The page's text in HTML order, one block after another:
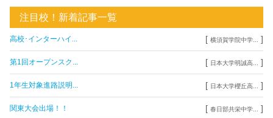
注目校！新着記事一覧
高校･インターハイ... [ 横須賀学院中学... ]
第1回オープンスク... [ 日本大学明誠高... ]
1年生対象進路説明... [ 日本大学櫻丘高... ]
関東大会出場！！ [ 春日部共栄中学... ]